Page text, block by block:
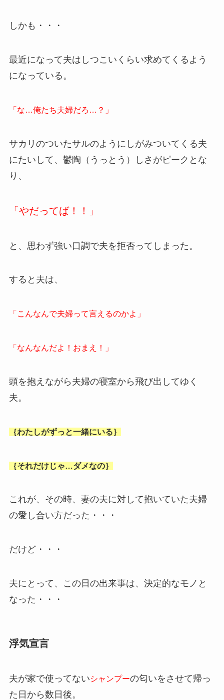
しかも・・・
最近になって夫はしつこいくらい求めてくるよう
になっている。
「な…俺たち夫婦だろ…？」
サカリのついたサルのようにしがみついてくる夫
にたいして、鬱陶（うっとう）しさがピークとな
り、
「やだってば！！」
と、思わず強い口調で夫を拒否ってしまった。
すると夫は、
「こんなんで夫婦って言えるのかよ」
「なんなんだよ！おまえ！」
頭を抱えながら夫婦の寝室から飛び出してゆく
夫。
｛わたしがずっと一緒にいる｝
｛それだけじゃ…ダメなの｝
これが、その時、妻の夫に対して抱いていた夫婦
の愛し合い方だった・・・
だけど・・・
夫にとって、この日の出来事は、決定的なモノと
なった・・・
浮気宣言
夫が家で使ってないシャンプーの匂いをさせて帰っ
た日から数日後。